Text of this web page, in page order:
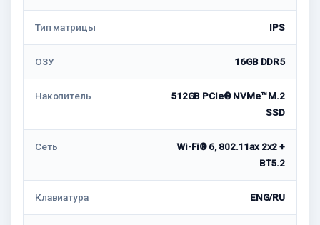
Тип матрицы IPS
ОЗУ 16GB DDR5
Накопитель
512GB PCIe® NVMe™ M.2
SSD
Сеть
Wi-Fi® 6, 802.11ax 2x2 +
BT5.2
Клавиатура ENG/RU